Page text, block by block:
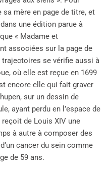
mère en page de titre, et
une édition parue à
« Madame et
associées sur la page de
se vérifie aussi à
où elle est reçue en 1699
encore elle qui fait graver
sur un dessin de
ayant perdu en l’espace de
reçoit de Louis XIV une
à autre à composer des
cancer du sein comme
de 59 ans.